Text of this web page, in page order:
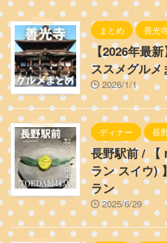
まとめ 善光
【2026年最
ススメグルメ
2026/1/1
ディナー 長
長野駅前 / 【
ラン スイウ)
ラン
2025/6/29